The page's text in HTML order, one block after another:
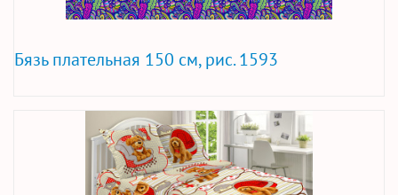
Бязь плательная 150 см, рис. 1593